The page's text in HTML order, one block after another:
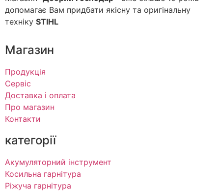
допомагає Вам придбати якісну та оригінальну
техніку STIHL
Магазин
Продукція
Сервіс
Доставка і оплата
Про магазин
Контакти
категорії
Акумуляторний інструмент
Косильна гарнітура
Ріжуча гарнітура